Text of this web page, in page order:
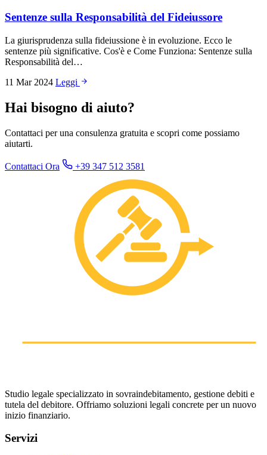
Sentenze sulla Responsabilità del Fideiussore
La giurisprudenza sulla fideiussione è in evoluzione. Ecco le
sentenze più significative. Cos'è e Come Funziona: Sentenze sulla
Responsabilità del…
11 Mar 2024 Leggi
Hai bisogno di aiuto?
Contattaci per una consulenza gratuita e scopri come possiamo
aiutarti.
Contattaci Ora +39 347 512 3581
Studio legale specializzato in sovraindebitamento, gestione debiti e
tutela del debitore. Offriamo soluzioni legali concrete per un nuovo
inizio finanziario.
Servizi